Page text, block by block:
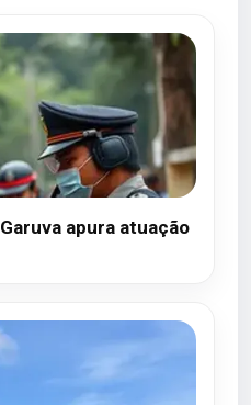
apura atuação